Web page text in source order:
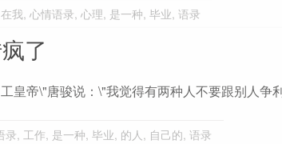
在我, 心情语录, 心理, 是一种, 毕业, 语录
了
皇帝\"唐骏说：\"我觉得有两种人不要跟别人争
录, 工作, 是一种, 毕业, 的人 , 自己的, 语录